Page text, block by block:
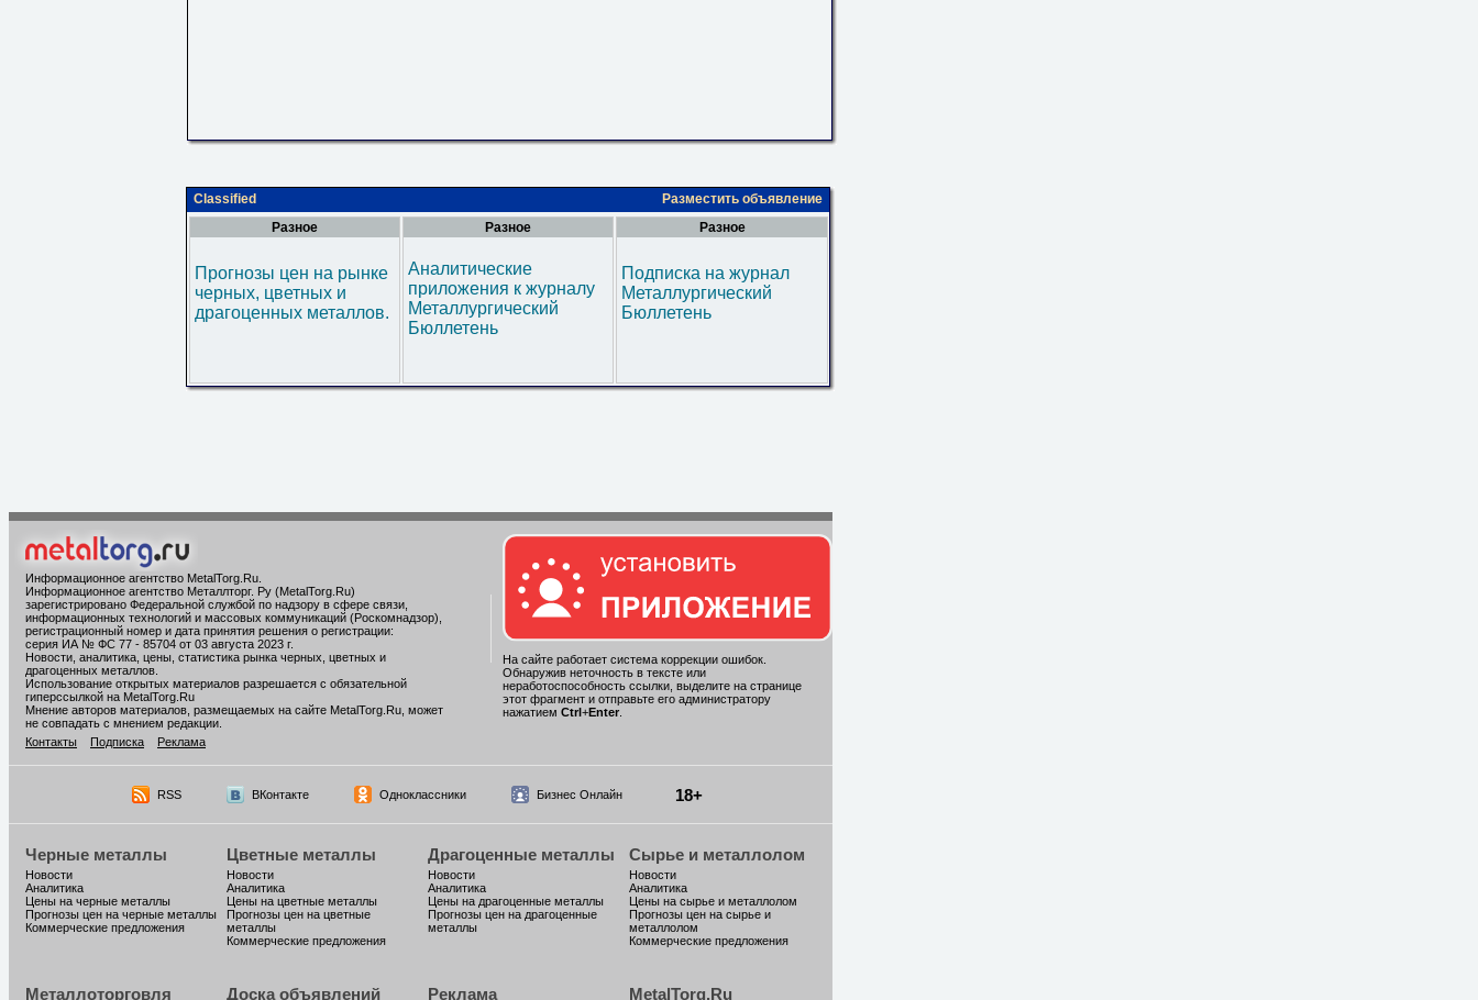
Classified
Разместить объявление
Разное
Прогнозы цен на рынке
черных, цветных и
драгоценных металлов.
Разное
Аналитические
приложения к журналу
Металлургический
Бюллетень
Разное
Подписка на журнал
Металлургический
Бюллетень
Информационное агентство MetalTorg.Ru
Информационное агентство Металлторг. Ру (MetalTorg.Ru)
зарегистрировано Федеральной службой по надзору в сфере связи,
информационных технологий и массовых коммуникаций (Роскомнадзор),
регистрационный номер и дата принятия решения о регистрации:
серия ИА № ФС 77 - 85704 от 03 августа 2023 г.
Новости, аналитика, цены, статистика рынка черных, цветных и
драгоценных металлов.
Использование открытых материалов разрешается с обязательной
гиперссылкой на MetalTorg.Ru
Мнение авторов материалов, размещаемых на сайте MetalTorg.Ru, может
не совпадать с мнением редакции.
Контакты
Подписка Реклама
На сайте работает система коррекции ошибок.
Обнаружив неточность в тексте или
неработоспособность ссылки, выделите на странице
этот фрагмент и отправьте его администратору
нажатием Ctrl +Enter.
RSS ВКонтакте Одноклассники Бизнес Онлайн 18+
Черные металлы
Новости
Аналитика
Цены на черные металлы
Прогнозы цен на черные металлы
Коммерческие предложения
Цветные металлы
Новости
Аналитика
Цены на цветные металлы
Прогнозы цен на цветные
металлы
Коммерческие предложения
Драгоценные металлы
Новости
Аналитика
Цены на драгоценные металлы
Прогнозы цен на драгоценные
металлы
Сырье и металлолом
Новости
Аналитика
Цены на сырье и металлолом
Прогнозы цен на сырье и
металлолом
Коммерческие предложения
Металлоторговля Доска объявлений Реклама MetalTorg.Ru